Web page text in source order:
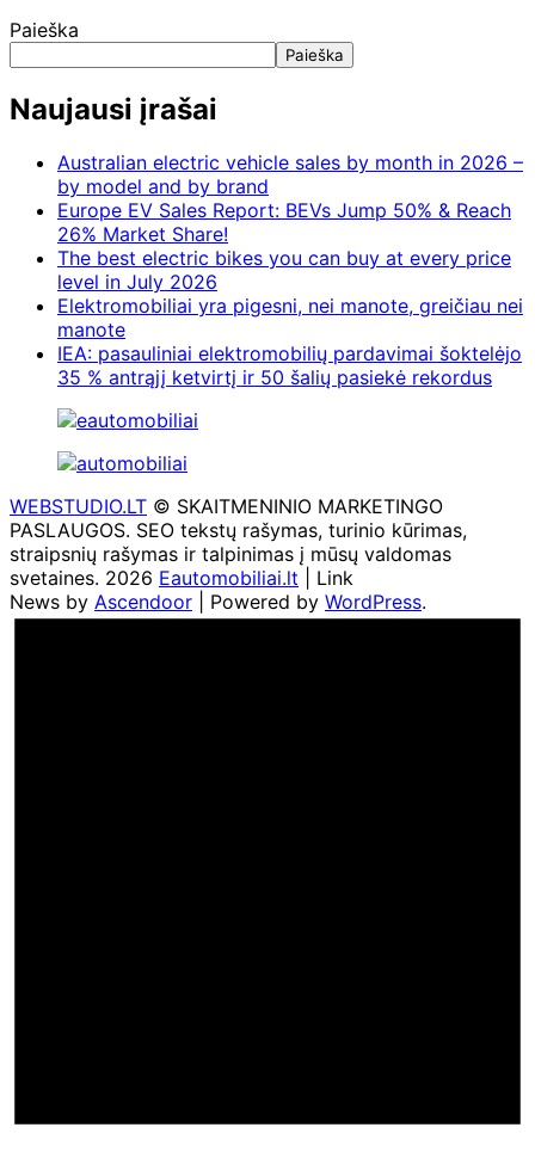
Paieška
Paieška
Naujausi įrašai
Australian electric vehicle sales by month in 2026 –
by model and by brand
Europe EV Sales Report: BEVs Jump 50% & Reach
26% Market Share!
The best electric bikes you can buy at every price
level in July 2026
Elektromobiliai yra pigesni, nei manote, greičiau nei
manote
IEA: pasauliniai elektromobilių pardavimai šoktelėjo
35 % antrąjį ketvirtį ir 50 šalių pasiekė rekordus
WEBSTUDIO.LT © SKAITMENINIO MARKETINGO
PASLAUGOS. SEO tekstų rašymas, turinio kūrimas,
straipsnių rašymas ir talpinimas į mūsų valdomas
svetaines. 2026 Eautomobiliai.lt | Link
News by Ascendoor | Powered by WordPress.